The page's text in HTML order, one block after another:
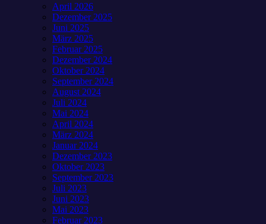
April 2026
Dezember 2025
Juni 2025
März 2025
Februar 2025
Dezember 2024
Oktober 2024
September 2024
August 2024
Juli 2024
Mai 2024
April 2024
März 2024
Januar 2024
Dezember 2023
Oktober 2023
September 2023
Juli 2023
Juni 2023
Mai 2023
Februar 2023